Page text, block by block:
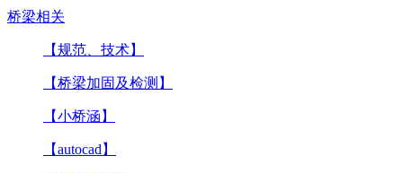
桥梁相关
【规范、技术】
【桥梁加固及检测】
【小桥涵】
【autocad】